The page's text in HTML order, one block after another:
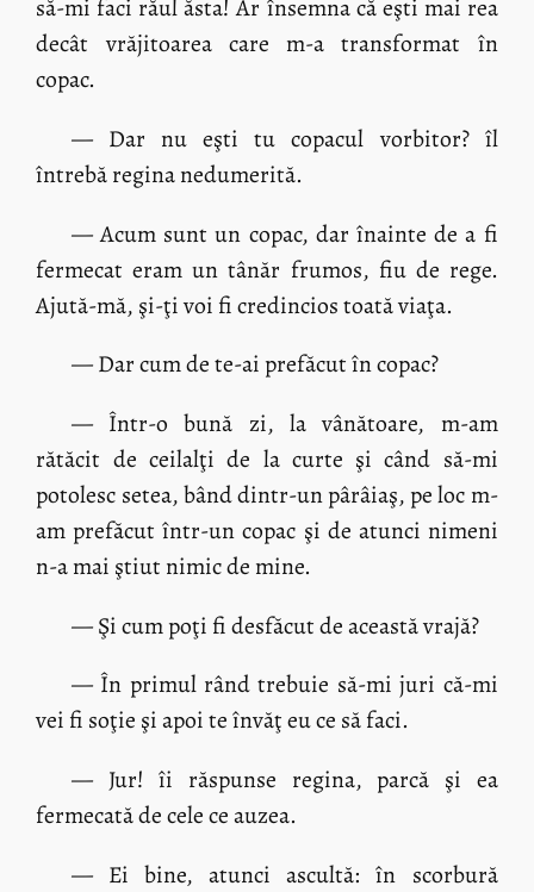
să-mi faci răul ăsta! Ar însemna că eşti mai rea
decât vrăjitoarea care m-a transformat în
copac.
— Dar nu eşti tu copacul vorbitor? îl
întrebă regina nedumerită.
— Acum sunt un copac, dar înainte de a fi
fermecat eram un tânăr frumos, fiu de rege.
Ajută-mă, şi-ţi voi fi credincios toată viaţa.
— Dar cum de te-ai prefăcut în copac?
— Într-o bună zi, la vânătoare, m-am
rătăcit de ceilalţi de la curte şi când să-mi
potolesc setea, bând dintr-un pârâiaş, pe loc m-
am prefăcut într-un copac şi de atunci nimeni
n-a mai ştiut nimic de mine.
— Şi cum poţi fi desfăcut de această vrajă?
— În primul rând trebuie să-mi juri că-mi
vei fi soţie şi apoi te învăţ eu ce să faci.
— Jur! îi răspunse regina, parcă şi ea
fermecată de cele ce auzea.
— Ei bine, atunci ascultă: în scorbură